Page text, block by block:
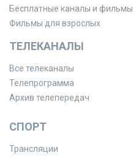
Бесплатные каналы и фильмы
Фильмы для взрослых
ТЕЛЕКАНАЛЫ
Все телеканалы
Телепрограмма
Архив телепередач
СПОРТ
Трансляции